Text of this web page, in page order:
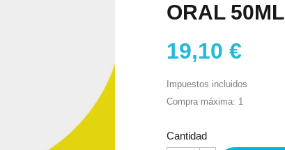
ORAL 50ML
19,10 €
Impuestos incluidos
Compra máxima: 1
Cantidad